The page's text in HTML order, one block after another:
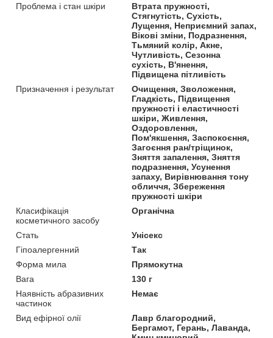
Проблема і стан шкіри
Втрата пружності,
Стягнутість, Сухість,
Лущення, Неприємний запах,
Вікові зміни, Подразнення,
Тьмяний колір, Акне,
Чутливість, Сезонна
сухість, В'янення,
Підвищена пітливість
Призначення і результат
Очищення, Зволоження,
Гладкість, Підвищення
пружності і еластичності
шкіри, Живлення,
Оздоровлення,
Пом'якшення, Заспокоєння,
Загоєння ран/тріщинок,
Зняття запалення, Зняття
подразнення, Усунення
запаху, Вирівнювання тону
обличчя, Збереження
пружності шкіри
Класифікація
косметичного засобу
Органічна
Стать
Унісекс
Гіпоалергенний
Так
Форма мила
Прямокутна
Вага
130 г
Наявність абразивних
частинок
Немає
Вид ефірної олії
Лавр благородний,
Бергамот, Герань, Лаванда,